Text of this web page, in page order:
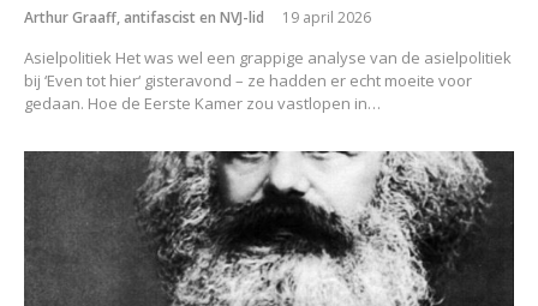
Arthur Graaff, antifascist en NVJ-lid 19 april 2026
Asielpolitiek Het was wel een grappige analyse van de asielpolitiek
bij ‘Even tot hier‘ gisteravond – ze hadden er echt moeite voor
gedaan. Hoe de Eerste Kamer zou vastlopen in…